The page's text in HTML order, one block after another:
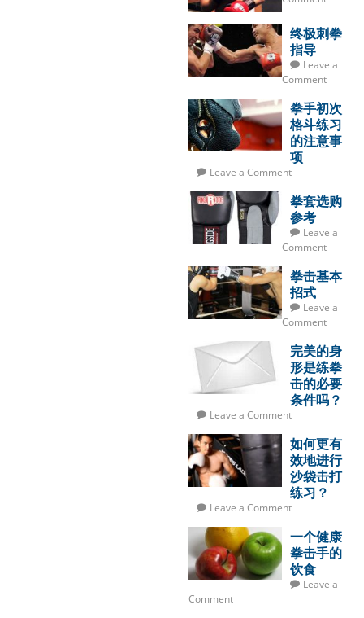
终极刺拳
指导
Leave a
Comment
拳手初次
格斗练习
的注意事
项
Leave a Comment
拳套选购
参考
Leave a
Comment
拳击基本
招式
Leave a
Comment
完美的身
形是练拳
击的必要
条件吗？
Leave a Comment
如何更有
效地进行
沙袋击打
练习？
Leave a Comment
一个健康
拳击手的
饮食
Leave a
Comment